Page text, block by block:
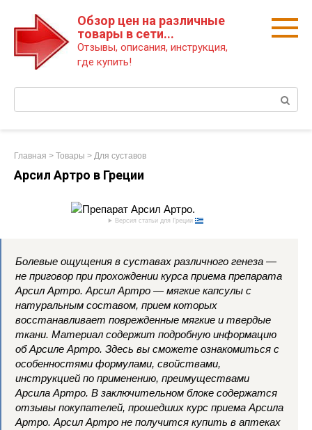
Обзор цен на различные
товары в сети...
Отзывы, описания, инструкция,
где купить!
Главная > Товары > Для суставов
Арсил Артро в Греции
Версия статьи для Греции
Болевые ощущения в суставах различного генеза —
не приговор при прохождении курса приема препарата
Арсил Артро. Арсил Артро — мягкие капсулы с
натуральным составом, прием которых
восстанавливает поврежденные мягкие и твердые
ткани. Материал содержит подробную информацию
об Арсиле Артро. Здесь вы сможете ознакомиться с
особенностями формулами, свойствами,
инструкцией по применению, преимуществами
Арсила Артро. В заключительном блоке содержатся
отзывы покупателей, прошедших курс приема Арсила
Артро. Арсил Артро не получится купить в аптеках